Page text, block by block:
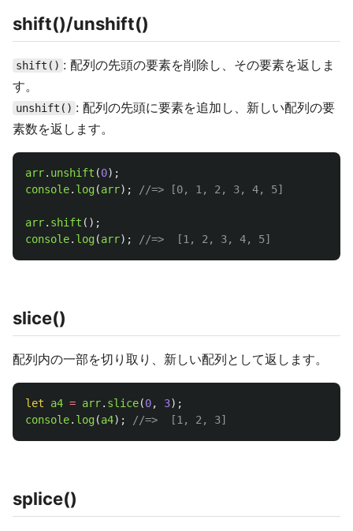
shift()/unshift()
shift() : 配列の先頭の要素を削除し、その要素を返しま
す。
unshift() : 配列の先頭に要素を追加し、新しい配列の要
素数を返します。
arr. unshift (0);
console. log(arr); //=> [0, 1, 2, 3, 4, 5]
arr. shift ();
console. log(arr); //=>  [1, 2, 3, 4, 5]
slice()
配列内の一部を切り取り、新しい配列として返します。
let a4 = arr. slice(0, 3);
console. log(a4); //=>  [1, 2, 3]
splice()